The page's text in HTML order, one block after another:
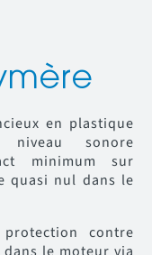
en plastique
sonore
minimum sur
quasi nul dans le
contre